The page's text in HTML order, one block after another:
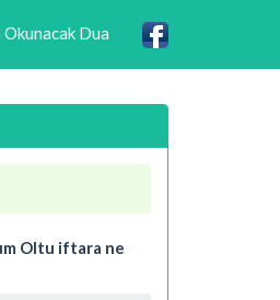
Dua
Oltu iftara ne